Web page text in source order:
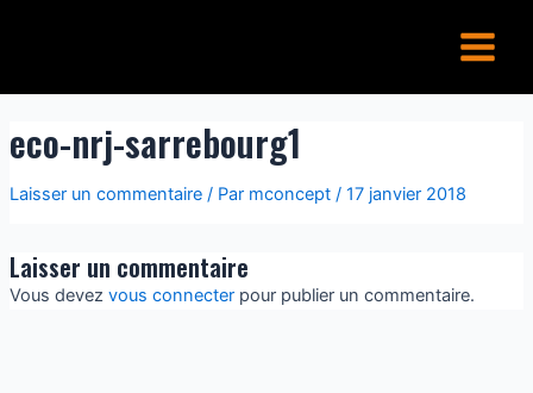
Menu
eco-nrj-sarrebourg1
Laisser un commentaire / Par mconcept / 17 janvier 2018
Laisser un commentaire
Vous devez vous connecterpour publier un commentaire.